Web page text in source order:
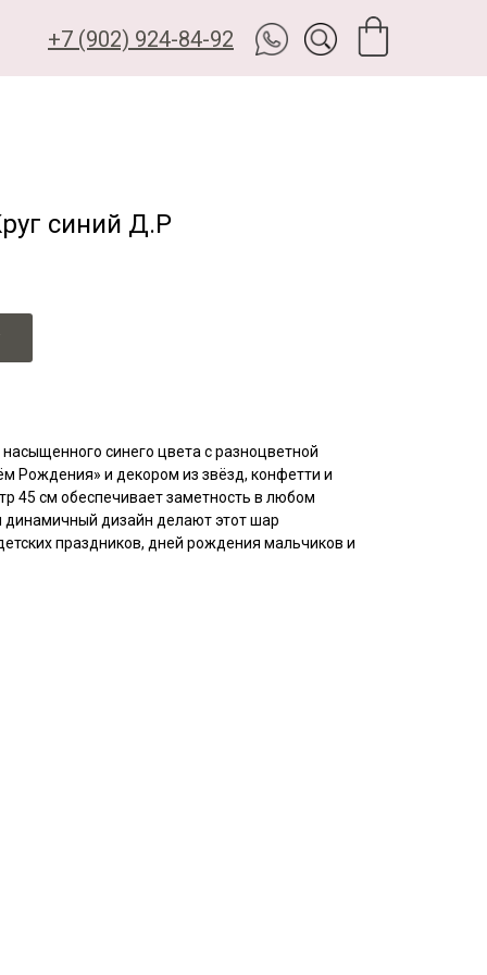
+7 (902) 924-84-92
синий Д.Р
синего цвета с разноцветной
Рождения» и декором из звёзд, конфетти и
45 см обеспечивает заметность в любом
динамичный дизайн делают этот шар
праздников, дней рождения мальчиков и